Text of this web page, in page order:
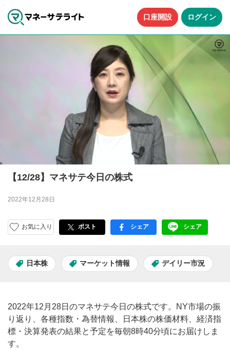
口座開設 ログイン
【12/28】マネサテ今日の株式
2022年12月28日
お気に入り ポスト facebook
シェア LINE
シェア
日本株 マーケット情報 デイリー市況
2022年12月28日のマネサテ今日の株式です。NY市場の振
り返り、各種指数・為替情報、日本株の株価材料、経済指
標・決算発表の結果と予定を毎朝8時40分頃にお届けしま
す。